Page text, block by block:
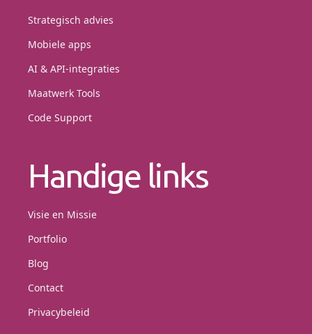
Strategisch advies
Mobiele apps
AI & API-integraties
Maatwerk Tools
Code Support
Handige links
Visie en Missie
Portfolio
Blog
Contact
Privacybeleid